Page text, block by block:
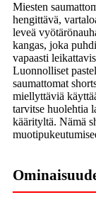
Miesten
hengittävä,
leveä
kangas, joka
vapaasti
Luonnolliset
saumattomat
miellyttäviä
tarvitse huolehtia
käärityltä. Nämä